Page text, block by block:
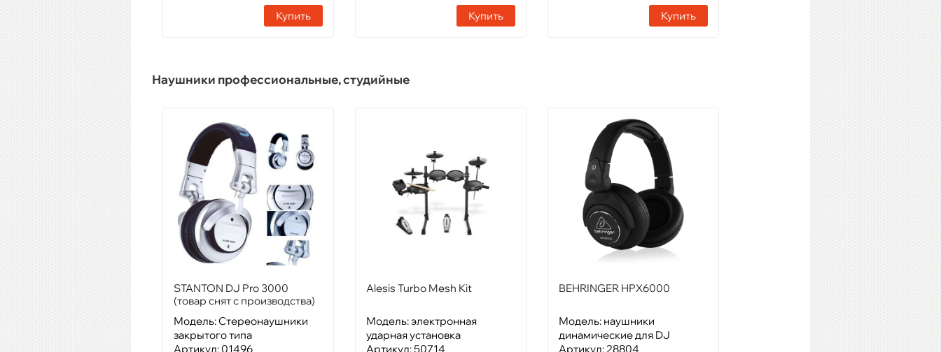
Купить
Купить
Купить
Наушники профессиональные, студийные
STANTON DJ Pro 3000
(товар снят с производства)
Модель: Стереонаушники
закрытого типа
Артикул: 01496
Alesis Turbo Mesh Kit
Модель: электронная
ударная установка
Артикул: 50714
BEHRINGER HPX6000
Модель: наушники
динамические для DJ
Артикул: 28804